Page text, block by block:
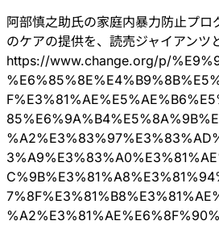
阿部慎之助氏の家庭内暴力防止プロ
のケアの提供を、読売ジャイアンツ
https://www.change.org/p/